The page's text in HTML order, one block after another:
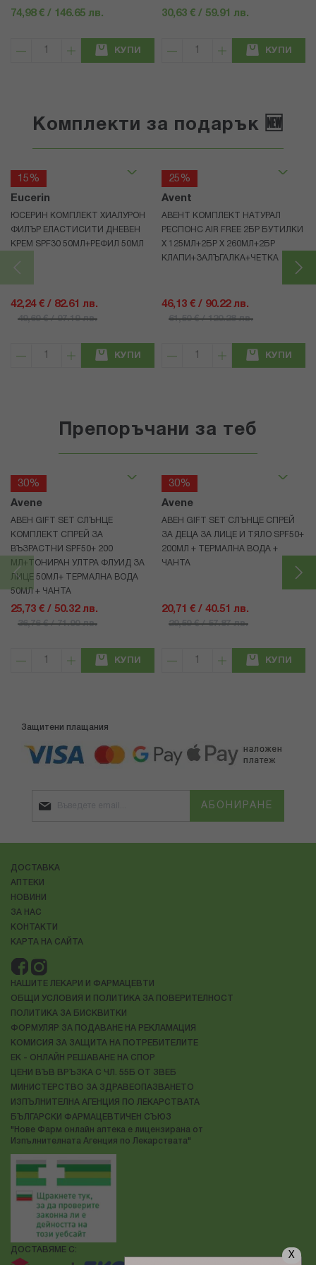
X
74,98 € / 146.65 лв.
КУПИ
30,63 € / 59.91 лв.
КУПИ
Комплекти за подарък 🆕
15%
Eucerin
ЮСЕРИН КОМПЛЕКТ ХИАЛУРОН
ФИЛЪР ЕЛАСТИСИТИ ДНЕВЕН
КРЕМ SPF30 50МЛ+РЕФИЛ 50МЛ
42,24 € / 82.61 лв.
49,69 € / 97.19 лв.
КУПИ
25%
Avent
АВЕНТ КОМПЛЕКТ НАТУРАЛ
РЕСПОНС AIR FREE 2БР БУТИЛКИ
Х 125МЛ+2БР Х 260МЛ+2БР
КЛАПИ+ЗАЛЪГАЛКА+ЧЕТКА
46,13 € / 90.22 лв.
61,50 € / 120.28 лв.
КУПИ
Препоръчани за теб
30%
Avene
АВЕН GIFT SET СЛЪНЦЕ
КОМПЛЕКТ СПРЕЙ ЗА
ВЪЗРАСТНИ SPF50+ 200
МЛ+ТОНИРАН УЛТРА ФЛУИД ЗА
ЛИЦЕ 50МЛ+ ТЕРМАЛНА ВОДА
50МЛ + ЧАНТА
25,73 € / 50.32 лв.
36,76 € / 71.90 лв.
КУПИ
30%
Avene
АВЕН GIFT SET СЛЪНЦЕ СПРЕЙ
ЗА ДЕЦА ЗА ЛИЦЕ И ТЯЛО SPF50+
200МЛ + ТЕРМАЛНА ВОДА +
ЧАНТА
20,71 € / 40.51 лв.
29,59 € / 57.87 лв.
КУПИ
Защитени плащания
АБОНИРАНЕ
ДОСТАВКА
АПТЕКИ
НОВИНИ
ЗА НАС
КОНТАКТИ
КАРТА НА САЙТА
НАШИТЕ ЛЕКАРИ И ФАРМАЦЕВТИ
ОБЩИ УСЛОВИЯ И ПОЛИТИКА ЗА ПОВЕРИТЕЛНОСТ
ПОЛИТИКА ЗА БИСКВИТКИ
ФОРМУЛЯР ЗА ПОДАВАНЕ НА РЕКЛАМАЦИЯ
КОМИСИЯ ЗА ЗАЩИТА НА ПОТРЕБИТЕЛИТЕ
ЕК - ОНЛАЙН РЕШАВАНЕ НА СПОР
ЦЕНИ ВЪВ ВРЪЗКА С ЧЛ. 55Б ОТ ЗВЕБ
МИНИСТЕРСТВО ЗА ЗДРАВЕОПАЗВАНЕТО
ИЗПЪЛНИТЕЛНА АГЕНЦИЯ ПО ЛЕКАРСТВАТА
БЪЛГАРСКИ ФАРМАЦЕВТИЧЕН СЪЮЗ
"Нове Фарм онлайн аптека е лицензирана от
Изпълнителната Агенция по Лекарствата"
ДОСТАВЯМЕ С: